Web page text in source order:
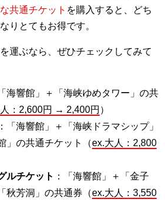
共通チケット を購入すると、どち
りとてもお得です。
運ぶなら、ぜひチェックしてみて
海響館」＋「海峡ゆめタワー」の共
：2,600円 → 2,400円 ）
：「海響館」＋「海峡ドラマシップ」
」の共通チケット（ex.大人：2,800
ルチケット ：「海響館」＋「金子
秋芳洞」の共通券（ex.大人：3,550